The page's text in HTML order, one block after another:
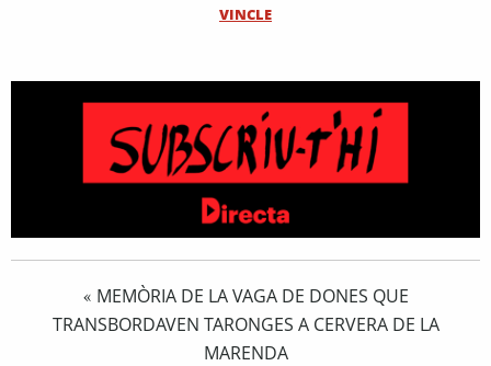
VINCLE
« MEMÒRIA DE LA VAGA DE DONES QUE
TRANSBORDAVEN TARONGES A CERVERA DE LA
MARENDA